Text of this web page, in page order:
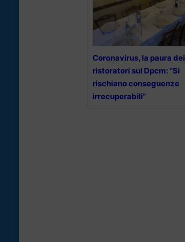
Coronavirus, la paura dei
ristoratori sul Dpcm: “Si
rischiano conseguenze
irrecuperabili”